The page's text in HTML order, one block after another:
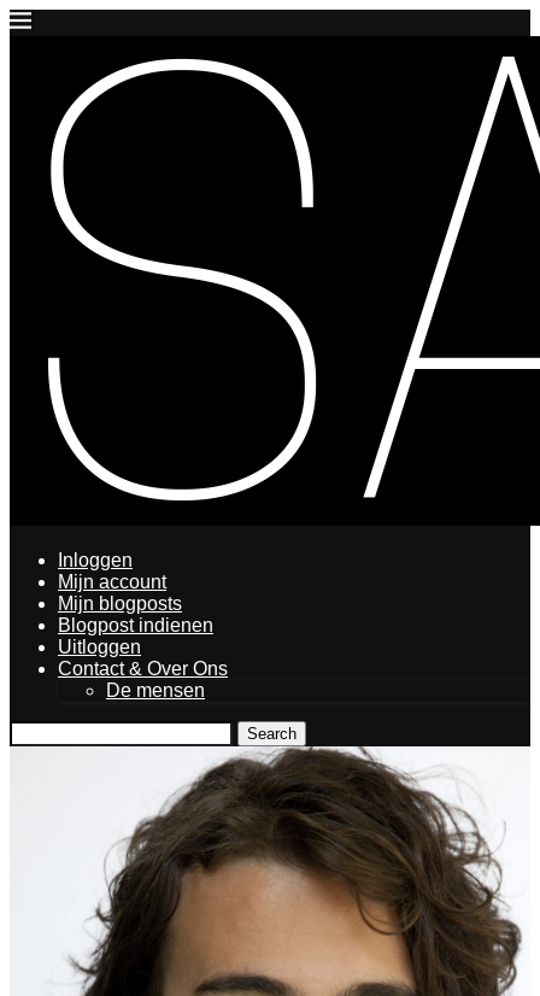
Inloggen
Mijn account
Mijn blogposts
Blogpost indienen
Uitloggen
Contact & Over Ons
De mensen
Search